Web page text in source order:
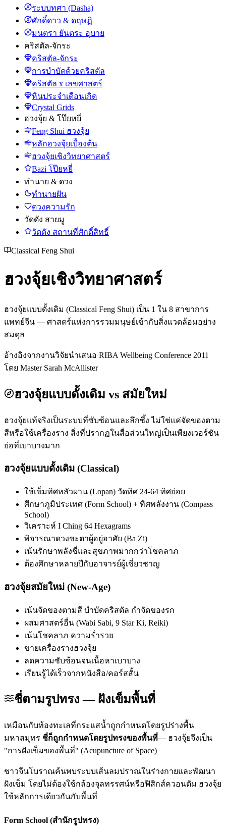
ระบบทศา (Dasha)
ศักดิ์ดาว & ดฤษฏิ
มนตรา ยันตระ อุบาย
คริสตัล-จักระ
คริสตัล-จักระ
การบำบัดด้วยคริสตัล
คริสตัล x เลขศาสตร์
หินประจำเดือนเกิด
Crystal Grids
ฮวงจุ้ย & โป๊ยหยี่
Feng Shui ฮวงจุ้ย
หลักฮวงจุ้ยเบื้องต้น
ฮวงจุ้ยเชิงวิทยาศาสตร์
Bazi โป๊ยหยี่
ทำนาย & ดวง
ทำนายฝัน
ดวงความรัก
วัดดัง สายมู
วัดดัง สถานที่ศักดิ์สิทธิ์
Classical Feng Shui
ฮวงจุ้ยเชิงวิทยาศาสตร์
ฮวงจุ้ยแบบดั้งเดิม (Classical Feng Shui) เป็น 1 ใน 8 สาขาการ
แพทย์จีน — ศาสตร์แห่งการรวมมนุษย์เข้ากับสิ่งแวดล้อมอย่าง
สมดุล
อ้างอิงจากงานวิจัยนำเสนอ RIBA Wellbeing Conference 2011
โดย Master Sarah McAllister
ฮวงจุ้ยแบบดั้งเดิม vs สมัยใหม่
ฮวงจุ้ยแท้จริงเป็นระบบที่ซับซ้อนและลึกซึ้ง ไม่ใช่แค่จัดของตาม
สีหรือใช้เครื่องราง สิ่งที่ปรากฏในสื่อส่วนใหญ่เป็นเพียงเวอร์ชัน
ย่อที่เบาบางมาก
ฮวงจุ้ยแบบดั้งเดิม (Classical)
ใช้เข็มทิศหลัวผาน (Lopan) วัดทิศ 24-64 ทิศย่อย
ศึกษาภูมิประเทศ (Form School) + ทิศพลังงาน (Compass
School)
วิเคราะห์ I Ching 64 Hexagrams
พิจารณาดวงชะตาผู้อยู่อาศัย (Ba Zi)
เน้นรักษาพลังชี่และสุขภาพมากกว่าโชคลาภ
ต้องศึกษาหลายปีกับอาจารย์ผู้เชี่ยวชาญ
ฮวงจุ้ยสมัยใหม่ (New-Age)
เน้นจัดของตามสี บำบัดคริสตัล กำจัดของรก
ผสมศาสตร์อื่น (Wabi Sabi, 9 Star Ki, Reiki)
เน้นโชคลาภ ความร่ำรวย
ขายเครื่องรางฮวงจุ้ย
ลดความซับซ้อนจนเนื้อหาเบาบาง
เรียนรู้ได้เร็วจากหนังสือ/คอร์สสั้น
ชี่ตามรูปทรง — ฝังเข็มพื้นที่
เหมือนกับท้องทะเลที่กระแสน้ำถูกกำหนดโดยรูปร่างพื้น
มหาสมุทร ชี่ก็ถูกกำหนดโดยรูปทรงของพื้นที่— ฮวงจุ้ยจึงเป็น
"การฝังเข็มของพื้นที่" (Acupuncture of Space)
ชาวจีนโบราณค้นพบระบบเส้นลมปราณในร่างกายและพัฒนา
ฝังเข็ม โดยไม่ต้องใช้กล้องจุลทรรศน์หรือฟิสิกส์ควอนตัม ฮวงจุ้ย
ใช้หลักการเดียวกันกับพื้นที่
Form School (สำนักรูปทรง)